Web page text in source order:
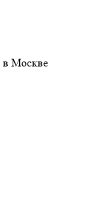
в Москве